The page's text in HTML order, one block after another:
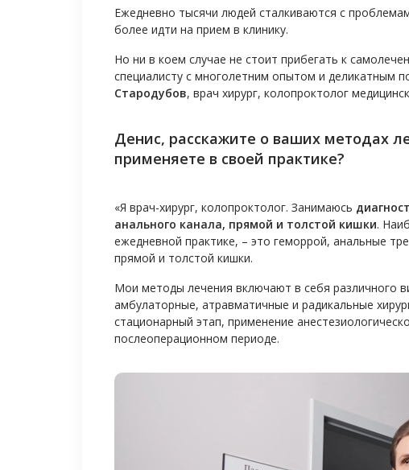
Ежедневно тысячи людей сталкиваются с
более идти на прием в клинику.
Но ни в коем случае не стоит прибегать к
специалисту с многолетним опытом и деликатным
Стародубов, врач хирург, колопроктолог
Денис, расскажите о ваших методах
применяете в своей практике?
«Я врач-хирург, колопроктолог. Занимаюсь
анального канала, прямой и толстой кишки.
ежедневной практике, – это геморрой, анальные
прямой и толстой кишки.
Мои методы лечения включают в себя различного
амбулаторные, атравматичные и радикальные
стационарный этап, применение
послеоперационном периоде.